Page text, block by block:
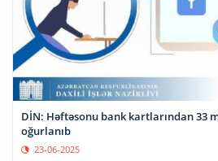
DİN: Həftəsonu bank kartlarından 33
oğurlanıb
23-06-2025